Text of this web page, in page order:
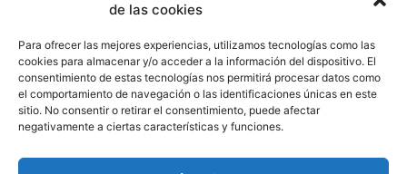
de las cookies
Para ofrecer las mejores experiencias, utilizamos tecnologías como las
cookies para almacenar y/o acceder a la información del dispositivo. El
consentimiento de estas tecnologías nos permitirá procesar datos como
el comportamiento de navegación o las identificaciones únicas en este
sitio. No consentir o retirar el consentimiento, puede afectar
negativamente a ciertas características y funciones.
CONTACTA CON NOSOTROS